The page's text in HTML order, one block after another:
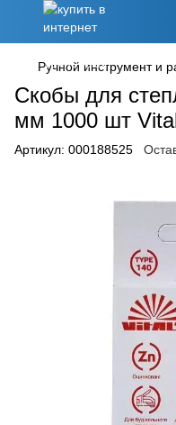
Ручной инструмент и
Скобы для
мм 1000 шт
Артикул: 000188525